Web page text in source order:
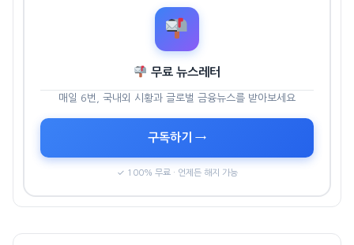
무료 뉴스레터
매일 6번, 국내외 시황과 글로벌 금융뉴스를 받아보세요
구독하기 →
✓ 100% 무료 · 언제든 해지 가능